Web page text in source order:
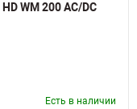
WM 200 AC/DC
Есть в наличии